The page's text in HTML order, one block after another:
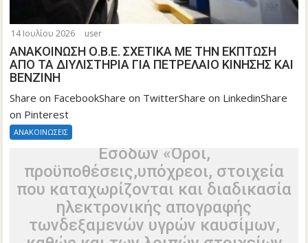
14 Ιουλίου 2026 user
ΑΝΑΚΟΙΝΩΣΗ Ο.Β.Ε. ΣΧΕΤΙΚΑ ΜΕ ΤΗΝ ΕΚΠΤΩΣΗ
ΑΠΟ ΤΑ ΔΙΥΛΙΣΤΗΡΙΑ ΓΙΑ ΠΕΤΡΕΛΑΙΟ ΚΙΝΗΣΗΣ ΚΑΙ
ΒΕΝΖΙΝΗ
Share on FacebookShare on TwitterShare on LinkedinShare
on Pinterest
ΑΝΑΚΟΙΝΩΣΕΙΣ
Τροποποίηση της υπό στοιχεία
Α.1180/16.12.2025 κοινής απόφασης
τωνΥφυπουργών Εθνικής Οικονομίας
και Οικονομικών και Ανάπτυξης, του
ΑναπληρωτήΥπουργού Υποδομών και
Μεταφορών, του Υπουργού Ψηφιακής
Διακυβέρνησης καιτου Διοικητή της
Ανεξάρτητης Αρχής Δημοσίων
Εσόδων «Όροι,
προϋποθέσεις,υπόχρεοι, στοιχεία
που καταχωρίζονται και διαδικασία
ηλεκτρονικής απογραφής
τωνδεξαμενών υγρών καυσίμων,